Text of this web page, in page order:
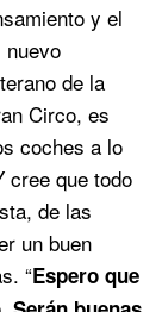
y el
de la
Circo, es
coches a lo
cree que todo
de las
un buen
“Espero que